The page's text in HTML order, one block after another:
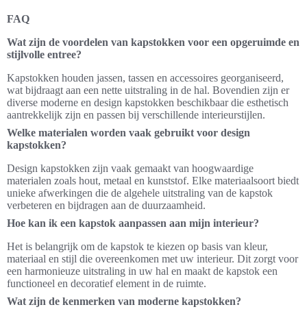
FAQ
Wat zijn de voordelen van kapstokken voor een opgeruimde en
stijlvolle entree?
Kapstokken houden jassen, tassen en accessoires georganiseerd,
wat bijdraagt aan een nette uitstraling in de hal. Bovendien zijn er
diverse moderne en design kapstokken beschikbaar die esthetisch
aantrekkelijk zijn en passen bij verschillende interieurstijlen.
Welke materialen worden vaak gebruikt voor design
kapstokken?
Design kapstokken zijn vaak gemaakt van hoogwaardige
materialen zoals hout, metaal en kunststof. Elke materiaalsoort biedt
unieke afwerkingen die de algehele uitstraling van de kapstok
verbeteren en bijdragen aan de duurzaamheid.
Hoe kan ik een kapstok aanpassen aan mijn interieur?
Het is belangrijk om de kapstok te kiezen op basis van kleur,
materiaal en stijl die overeenkomen met uw interieur. Dit zorgt voor
een harmonieuze uitstraling in uw hal en maakt de kapstok een
functioneel en decoratief element in de ruimte.
Wat zijn de kenmerken van moderne kapstokken?